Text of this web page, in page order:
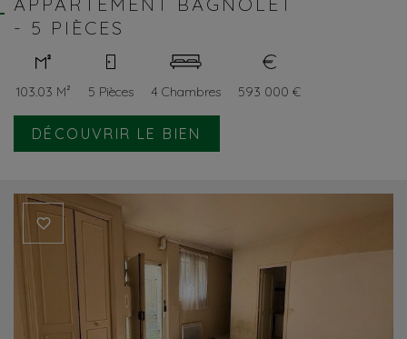
- 5 PIÈCES
103.03 M² 5 Pièces 4 Chambres 593 000 €
DÉCOUVRIR LE BIEN